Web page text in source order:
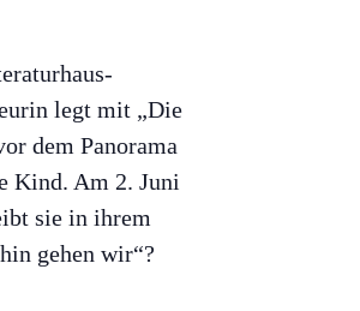
legt mit „Die
dem Panorama
Kind. Am 2. Juni
sie in ihrem
gehen wir“?